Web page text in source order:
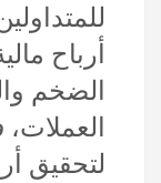
أرباح
الضخم
لتحقيق